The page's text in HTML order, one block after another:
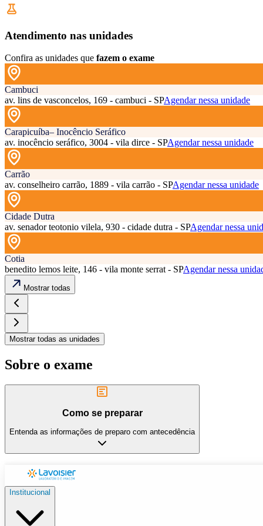
Atendimento nas unidades
Confira as unidades que fazem o exame
Cambuci
av. lins de vasconcelos, 169 - cambuci - SPAgendar nessa unidade
Carapicuíba– Inocêncio Seráfico
av. inocêncio seráfico, 3004 - vila dirce - SPAgendar nessa unidade
Carrão
av. conselheiro carrão, 1889 - vila carrão - SPAgendar nessa unidade
Cidade Dutra
av. senador teotonio vilela, 930 - cidade dutra - SPAgendar nessa
Cotia
benedito lemos leite, 146 - vila monte serrat - SPAgendar nessa
Mostrar todas
Mostrar todas as unidades
Sobre o exame
Como se preparar
Entenda as informações de preparo com antecedência
Institucional